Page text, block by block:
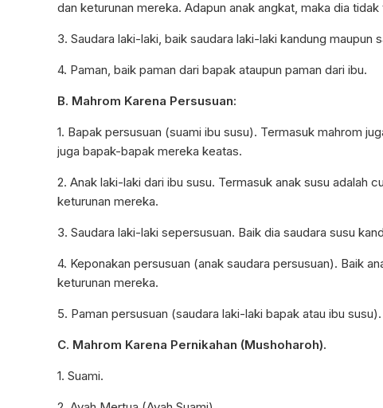
dan keturunan mereka. Adapun anak angkat, maka dia
3. Saudara laki-laki, baik saudara laki-laki kandung maupun
4. Paman, baik paman dari bapak ataupun paman dari ibu.
B. Mahrom Karena Persusuan:
1. Bapak persusuan (suami ibu susu). Termasuk mahrom
juga bapak-bapak mereka keatas.
2. Anak laki-laki dari ibu susu. Termasuk anak susu adalah
keturunan mereka.
3. Saudara laki-laki sepersusuan. Baik dia saudara susu
4. Keponakan persusuan (anak saudara persusuan). Baik
keturunan mereka.
5. Paman persusuan (saudara laki-laki bapak atau ibu susu).
C. Mahrom Karena Pernikahan (Mushoharoh).
1. Suami.